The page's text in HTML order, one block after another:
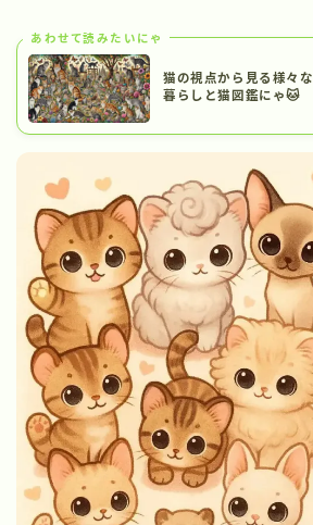
あわせて読みたいにゃ
猫の視点から見る様々
暮らしと猫図鑑にゃ🐱